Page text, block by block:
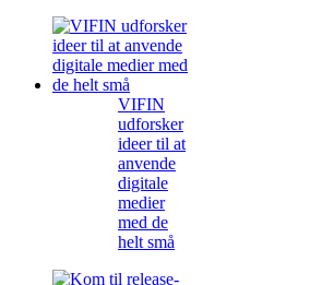
VIFIN
udforsker
ideer til at
anvende
digitale
medier
med de
helt små